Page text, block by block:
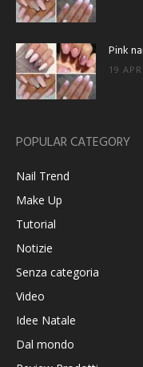
Pink
19
POPULAR CATEGORY
Nail Trend
Make Up
Tutorial
Notizie
Senza categoria
Video
Idee Natale
Dal mondo